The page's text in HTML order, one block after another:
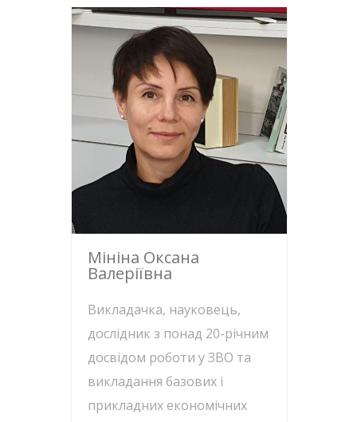
Мініна Оксана
Валеріївна
Викладачка, науковець,
дослідник з понад 20-річним
досвідом роботи у ЗВО та
викладання базових і
прикладних економічних